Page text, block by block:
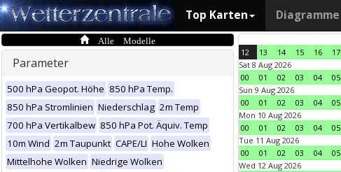
Top Karten Diagramme
Alle Modelle
Parameter
500 hPa Geopot. Höhe 850 hPa Temp.
850 hPa Stromlinien Niederschlag 2m Temp
700 hPa Vertikalbew 850 hPa Pot. Äquiv. Temp
10m Wind 2m Taupunkt CAPE/LI Hohe Wolken
Mittelhohe Wolken Niedrige Wolken
12 13 14 15 16 17
Sat 8 Aug 2026
00
01 02 03 04 05
Sun 9 Aug 2026
00
01 02 03 04 05
Mon 10 Aug 2026
00
01 02 03 04 05
Tue 11 Aug 2026
00
01 02 03 04 05
Wed 12 Aug 2026